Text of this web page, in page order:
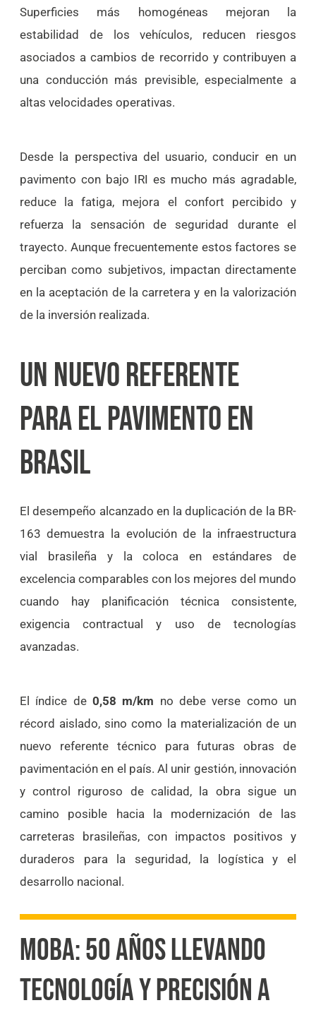
Superficies más homogéneas mejoran la
estabilidad de los vehículos, reducen riesgos
asociados a cambios de recorrido y contribuyen a
una conducción más previsible, especialmente a
altas velocidades operativas.
Desde la perspectiva del usuario, conducir en un
pavimento con bajo IRI es mucho más agradable,
reduce la fatiga, mejora el confort percibido y
refuerza la sensación de seguridad durante el
trayecto. Aunque frecuentemente estos factores se
perciban como subjetivos, impactan directamente
en la aceptación de la carretera y en la valorización
de la inversión realizada.
UN NUEVO REFERENTE
PARA EL PAVIMENTO EN
BRASIL
El desempeño alcanzado en la duplicación de la BR-
163 demuestra la evolución de la infraestructura
vial brasileña y la coloca en estándares de
excelencia comparables con los mejores del mundo
cuando hay planificación técnica consistente,
exigencia contractual y uso de tecnologías
avanzadas.
El índice de 0,58 m/km no debe verse como un
récord aislado, sino como la materialización de un
nuevo referente técnico para futuras obras de
pavimentación en el país. Al unir gestión, innovación
y control riguroso de calidad, la obra sigue un
camino posible hacia la modernización de las
carreteras brasileñas, con impactos positivos y
duraderos para la seguridad, la logística y el
desarrollo nacional.
MOBA: 50 AÑOS LLEVANDO
TECNOLOGÍA Y PRECISIÓN A